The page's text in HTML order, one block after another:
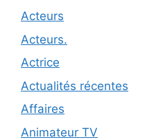
Acteurs
Acteurs.
Actrice
Actualités récentes
Affaires
Animateur TV